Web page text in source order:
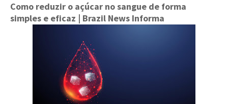
Como reduzir o açúcar no sangue de forma
simples e eficaz | Brazil News Informa